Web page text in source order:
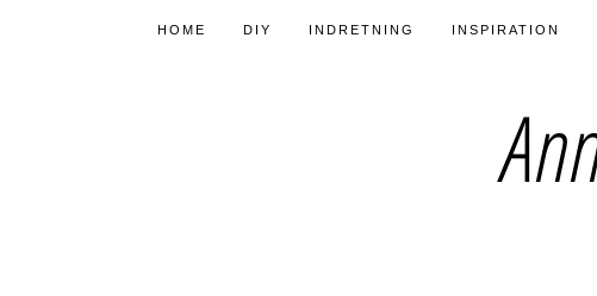
HOME DIY INDRETNING INSPIRATION